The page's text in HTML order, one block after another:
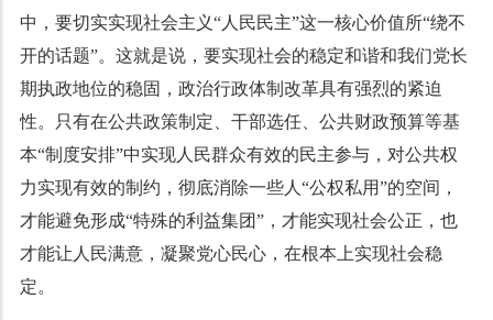
中，要切实实现社会主义“人民民主”这一核心价值所“绕不
开的话题”。这就是说，要实现社会的稳定和谐和我们党长
期执政地位的稳固，政治行政体制改革具有强烈的紧迫
性。只有在公共政策制定、干部选任、公共财政预算等基
本“制度安排”中实现人民群众有效的民主参与，对公共权
力实现有效的制约，彻底消除一些人“公权私用”的空间，
才能避免形成“特殊的利益集团”，才能实现社会公正，也
才能让人民满意，凝聚党心民心，在根本上实现社会稳
定。